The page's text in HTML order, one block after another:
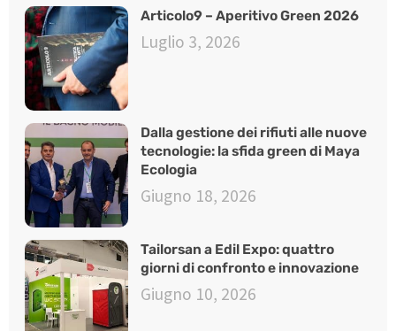
Articolo9 – Aperitivo Green 2026
Luglio 3, 2026
Dalla gestione dei rifiuti alle nuove
tecnologie: la sfida green di Maya
Ecologia
Giugno 18, 2026
Tailorsan a Edil Expo: quattro
giorni di confronto e innovazione
Giugno 10, 2026